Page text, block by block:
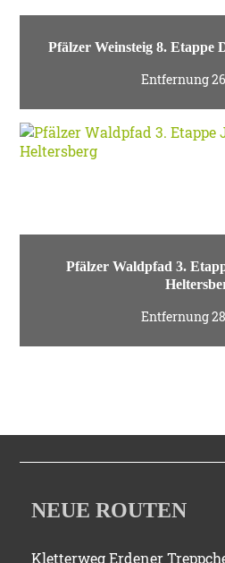
Pfälzer Weinsteig 8. Etappe
Entfernung
Pfälzer Waldpfad 3.
Entfernung
NEUE ROUTEN
Kletterweg Erdener